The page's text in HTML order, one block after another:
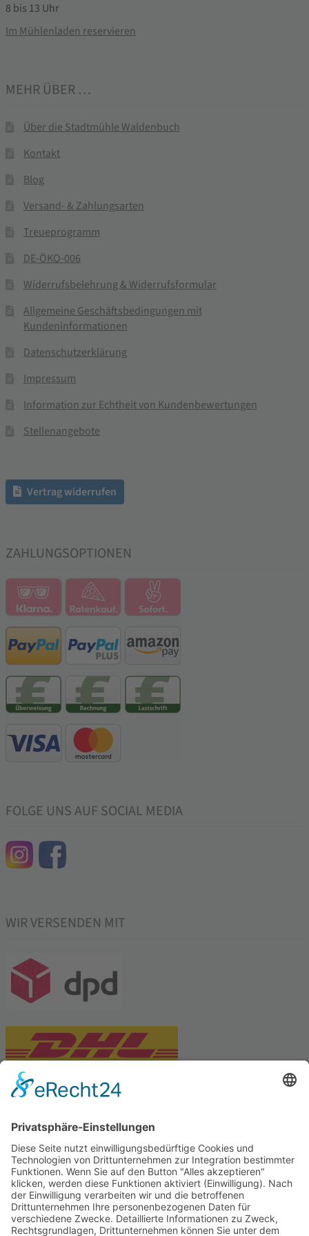
8 bis 13 Uhr
Im Mühlenladen reservieren
MEHR ÜBER …
Über die Stadtmühle Waldenbuch
Kontakt
Blog
Versand- & Zahlungsarten
Treueprogramm
DE-ÖKO-006
Widerrufsbelehrung & Widerrufsformular
Allgemeine Geschäftsbedingungen mit
Kundeninformationen
Datenschutzerklärung
Impressum
Information zur Echtheit von Kundenbewertungen
Stellenangebote
Vertrag widerrufen
ZAHLUNGSOPTIONEN
FOLGE UNS AUF SOCIAL MEDIA
WIR VERSENDEN MIT
Tekal – Textile Lebensqualität
Exklusive moderne & Orientteppiche
Feuerwerk XXL
Pyrotechnik online bestellen